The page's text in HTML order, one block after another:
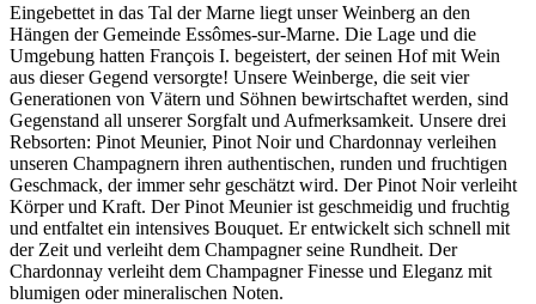
Eingebettet in das Tal der Marne liegt unser Weinberg an den
Hängen der Gemeinde Essômes-sur-Marne. Die Lage und die
Umgebung hatten François I. begeistert, der seinen Hof mit Wein
aus dieser Gegend versorgte! Unsere Weinberge, die seit vier
Generationen von Vätern und Söhnen bewirtschaftet werden, sind
Gegenstand all unserer Sorgfalt und Aufmerksamkeit. Unsere drei
Rebsorten: Pinot Meunier, Pinot Noir und Chardonnay verleihen
unseren Champagnern ihren authentischen, runden und fruchtigen
Geschmack, der immer sehr geschätzt wird. Der Pinot Noir verleiht
Körper und Kraft. Der Pinot Meunier ist geschmeidig und fruchtig
und entfaltet ein intensives Bouquet. Er entwickelt sich schnell mit
der Zeit und verleiht dem Champagner seine Rundheit. Der
Chardonnay verleiht dem Champagner Finesse und Eleganz mit
blumigen oder mineralischen Noten.